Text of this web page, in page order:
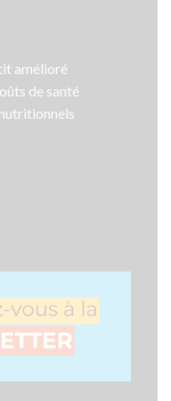
amélioré
de santé